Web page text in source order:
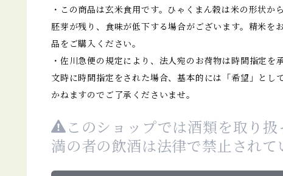
・この商品は玄米食用です。ひゃくまん穀は米の形状か
胚芽が残り、食味が低下する場合がございます。精米を
品をご購入ください。
・佐川急便の規定により、法人宛のお荷物は時間指定を
文時に時間指定をされた場合、基本的には「希望」とし
かねますのでご了承くださいませ。
このショップでは酒類を取り
満の者の飲酒は法律で禁止されて